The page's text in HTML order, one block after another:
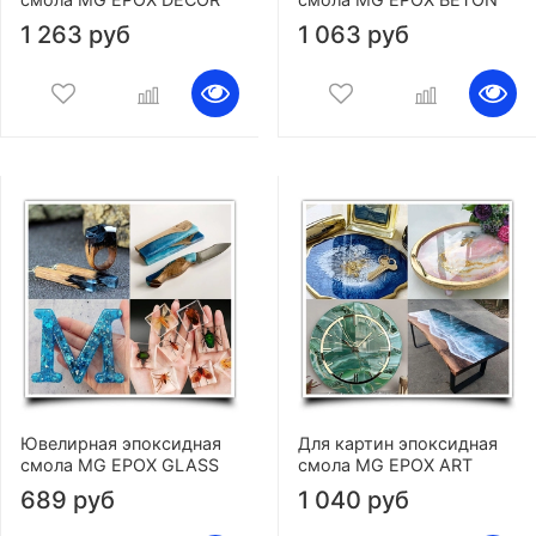
1 263 руб 1 063 руб
Ювелирная эпоксидная
смола MG EPOX GLASS
689 руб
Для картин эпоксидная
смола MG EPOX ART
1 040 руб